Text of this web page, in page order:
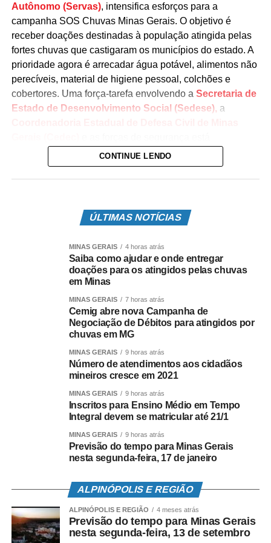
Autônomo (Servas), intensifica esforços para a
campanha SOS Chuvas Minas Gerais. O objetivo é
receber doações destinadas à população atingida pelas
fortes chuvas que castigaram os municípios do estado. A
prioridade agora é arrecadar água potável, alimentos não
perecíveis, material de higiene pessoal, colchões e
cobertores. Uma força-tarefa envolvendo a Secretaria de
Estado de Desenvolvimento Social (Sedese), a
recolhendo o material e prestando ajuda humanitária aos
afetados.
de 2021, 25 pessoas morreram, 47.911 ficaram
desalojadas e 7.336 desabrigadas (dados atualizados
Até o momento, 377 cidades estão em situação de
As doações podem ser entregues diretamente na sede do
Servas, na Avenida Cristóvão Colombo, 683, no bairro
Funcionários, em Belo Horizonte, de segunda a sexta-
feira, das 8h às 18h. Neste momento, a doação de roupas
está suspensa devido ao grande número de material
recebido nos últimos dias. Os itens de maior necessidade
são água potável, alimentos não perecíveis, material de
higiene pessoal, colchões e cobertores. Mais informações
podem ser acessadas nas redes sociais da instituição, no
www.servas.org.brou pelo telefone (31) 3349.2400.
são:
Serviço Social Autônomo
CNPJ: 17.385.840/0001-12
CONTINUE LENDO
ÚLTIMAS NOTÍCIAS
MINAS GERAIS 4 horas atrás
Saiba como ajudar e onde entregar
doações para os atingidos pelas chuvas
em Minas
MINAS GERAIS 7 horas atrás
Cemig abre nova Campanha de
Negociação de Débitos para atingidos por
chuvas em MG
MINAS GERAIS 9 horas atrás
Número de atendimentos aos cidadãos
mineiros cresce em 2021
MINAS GERAIS 9 horas atrás
Inscritos para Ensino Médio em Tempo
Integral devem se matricular até 21/1
MINAS GERAIS 9 horas atrás
Previsão do tempo para Minas Gerais
nesta segunda-feira, 17 de janeiro
ALPINÓPOLIS E REGIÃO
ALPINÓPOLIS E REGIÃO 4 meses atrás
Previsão do tempo para Minas Gerais
nesta segunda-feira, 13 de setembro